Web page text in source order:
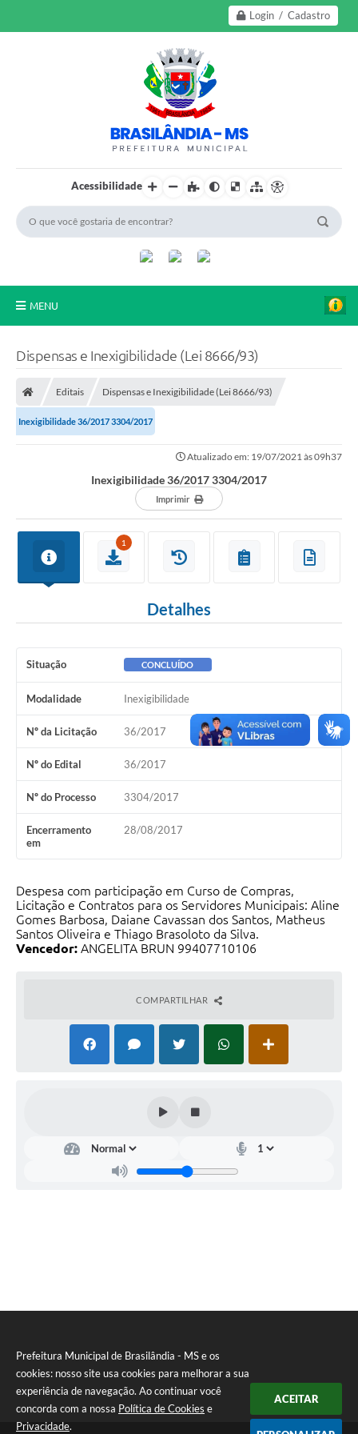
Prefeitura Municipal de Brasilândia - MS e os
cookies: nosso site usa cookies para melhorar a sua
experiência de navegação. Ao continuar você
concorda com a nossa Política de Cookies e
Privacidade.
ACEITAR
Login / Cadastro
Acessibilidade
MENU
Legislação
Transparência
e-SIC
Tributação
Outros Editais
Plano de Contratações Anual
PNAB (Política Nacional Aldir Blanc)
Formulário
Agenda
Contato
Dispensas e Inexigibilidade (Lei 8666/93)
Editais Dispensas e Inexigibilidade (Lei 8666/93)
Inexigibilidade 36/2017 3304/2017
Atualizado em: 19/07/2021 às 09h37
Inexigibilidade 36/2017 3304/2017
Imprimir
1
Detalhes
Situação CONCLUÍDO
Modalidade Inexigibilidade
Nº da Licitação 36/2017
Nº do Edital 36/2017
Nº do Processo 3304/2017
Encerramento
em
28/08/2017
Despesa com participação em Curso de Compras,
Licitação e Contratos para os Servidores Municipais: Aline
Gomes Barbosa, Daiane Cavassan dos Santos, Matheus
Santos Oliveira e Thiago Brasoloto da Silva.
Vencedor: ANGELITA BRUN 99407710106
COMPARTILHAR